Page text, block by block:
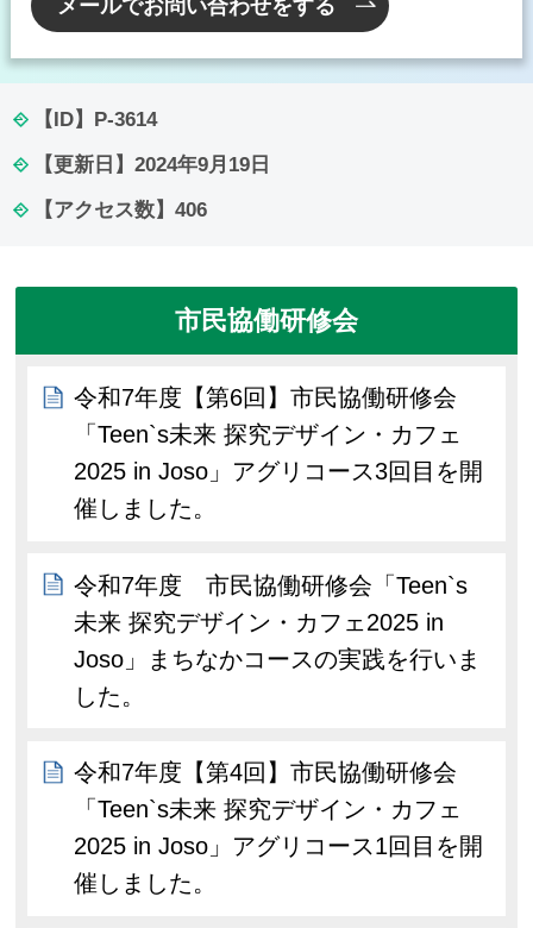
メールでお問い合わせをする
【ID】 P-3614
【更新日】 2024年9月19日
【アクセス数】 406
市民協働研修会
令和7年度【第6回】市民協働研修会
「Teen`s未来 探究デザイン・カフェ
2025 in Joso」アグリコース3回目を開
催しました。
令和7年度 市民協働研修会「Teen`s
未来 探究デザイン・カフェ2025 in
Joso」まちなかコースの実践を行いま
した。
令和7年度【第4回】市民協働研修会
「Teen`s未来 探究デザイン・カフェ
2025 in Joso」アグリコース1回目を開
催しました。